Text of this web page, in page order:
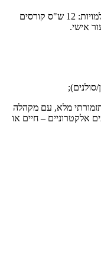
1. עמידה בדרישות הלימודים וההשתלמויות: 12 ש"ס קורסים
מלא, עם מקהלה
אלקטרוניים – חיים או